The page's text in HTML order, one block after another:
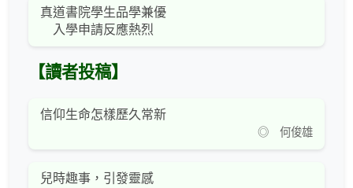
真道書院學生品學兼優
入學申請反應熱烈
【讀者投稿】
信仰生命怎樣歷久常新
◎ 何俊雄
兒時趣事，引發靈感